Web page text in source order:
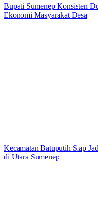
Bupati Sumenep Konsisten
Ekonomi Masyarakat Desa
Kecamatan Batuputih Siap
di Utara Sumenep